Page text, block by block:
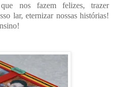
que nos fazem felizes, trazer
lar, eternizar nossas histórias!